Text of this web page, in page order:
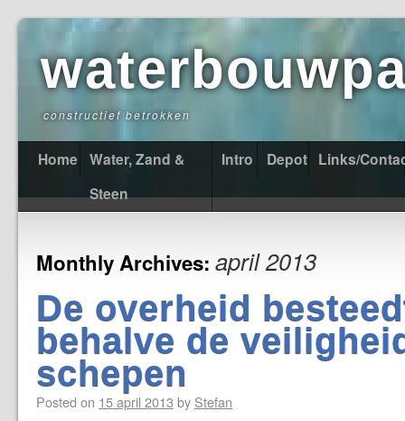
constructief betrokken
Home
Water, Zand &
Steen
Intro Depot Links/
Monthly Archives: april 2013
De overheid
behalve de
schepen
Posted on 15 april 2013 by Stefan